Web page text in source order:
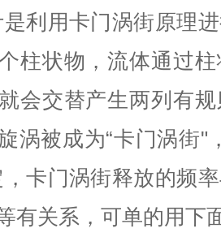
利用卡门涡街原理
柱状物，流体通过
会交替产生两列有
涡被成为“卡门涡街"
卡门涡街释放的频
有关系，可单的用下